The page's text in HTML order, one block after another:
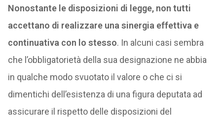
Nonostante le disposizioni di legge, non tutti
accettano di realizzare una sinergia effettiva e
continuativa con lo stesso. In alcuni casi sembra
che l’obbligatorietà della sua designazione ne abbia
in qualche modo svuotato il valore o che ci si
dimentichi dell’esistenza di una figura deputata ad
assicurare il rispetto delle disposizioni del